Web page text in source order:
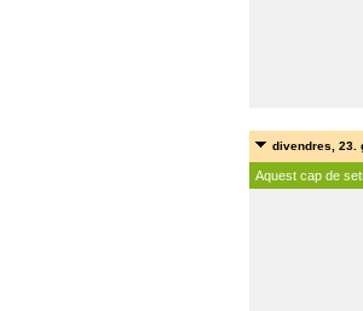
divendres, 23.
Aquest cap de